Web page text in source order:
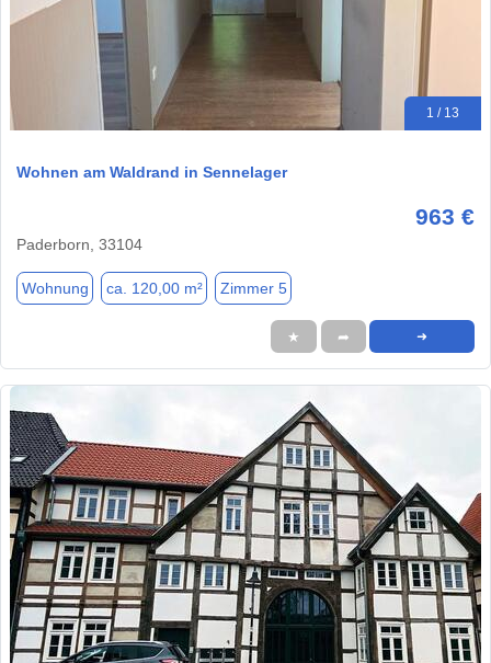
1 / 13
Wohnen am Waldrand in Sennelager
963 €
Paderborn, 33104
Wohnung ca. 120,00 m² Zimmer 5
★ ➦ ➜